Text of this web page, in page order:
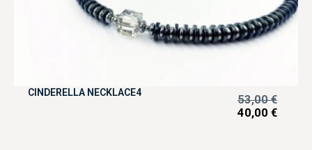
CINDERELLA NECKLACE4 53,00€
40,00 €